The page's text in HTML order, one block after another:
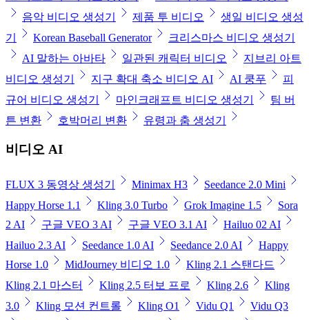
음악 비디오 생성기
제품 투 비디오
생일 비디오 생성
기
Korean Baseball Generator
크리스마스 비디오 생성기
AI 말하는 아바타
일관된 캐릭터 비디오
지브리 아트
비디오 생성기
지구 확대 축소 비디오 AI AI 쿵푸
피
규어 비디오 생성기
마인크래프트 비디오 생성기
팀 버
튼 변환
호박머리 변환 유령과 춤 생성기
비디오 AI
FLUX 3 동영상 생성기 Minimax H3
Seedance 2.0 Mini
Happy Horse 1.1
Kling 3.0 Turbo Grok Imagine 1.5
Sora
2 AI
구글 VEO 3 AI 구글 VEO 3.1 AI
Hailuo 02 AI
Hailuo 2.3 AI
Seedance 1.0 AI Seedance 2.0 AI
Happy
Horse 1.0
MidJourney 비디오 1.0
Kling 2.1 스탠다드
Kling 2.1 마스터
Kling 2.5 터보 프로 Kling 2.6
Kling
3.0
Kling 모션 컨트롤 Kling O1 Vidu Q1
Vidu Q3